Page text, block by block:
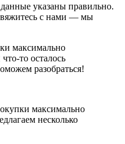
указаны правильно.
с нами — мы
максимально
то осталось
разобраться!
максимально
несколько